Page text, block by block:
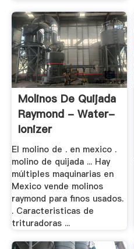
Molinos De Quijada
Raymond - Water-
Ionizer
El molino de . en mexico .
molino de quijada ... Hay
múltiples maquinarias en
Mexico vende molinos
raymond para finos usados.
. Caracteristicas de
trituradoras ...